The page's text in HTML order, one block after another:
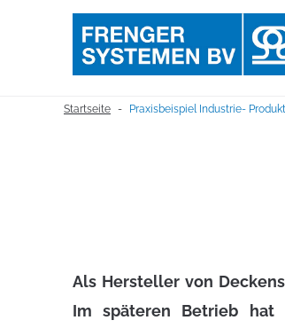
Startseite - Praxisbeispiel Industrie-
Als Hersteller von
Im späteren Betrieb hat